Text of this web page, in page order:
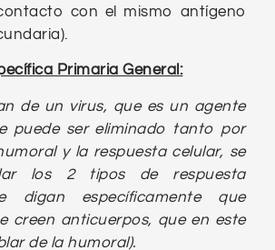
con el mismo antígeno
Primaria General:
de un virus, que es un agente
puede ser eliminado tanto por
y la respuesta celular, se
los 2 tipos de respuesta
digan específicamente que
creen anticuerpos, que en este
de la humoral).